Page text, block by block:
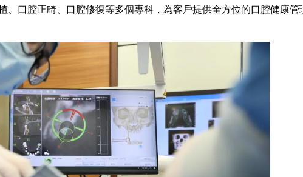
、口腔正畸、口腔修復等多個專科，為客戶提供全方位的口腔健康管